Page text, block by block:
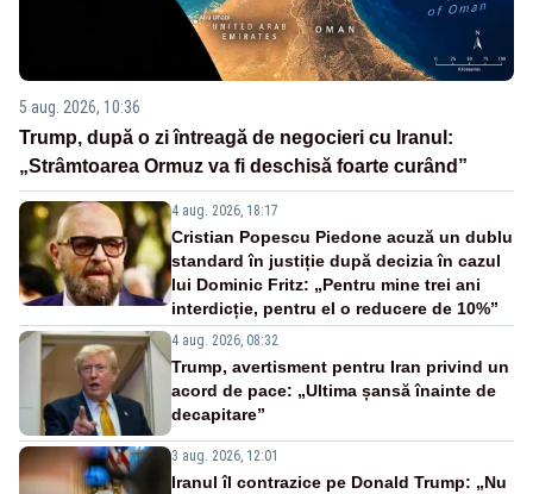
5 aug. 2026, 10:36
Trump, după o zi întreagă de negocieri cu Iranul:
„Strâmtoarea Ormuz va fi deschisă foarte curând”
4 aug. 2026, 18:17
Cristian Popescu Piedone acuză un dublu
standard în justiție după decizia în cazul
lui Dominic Fritz: „Pentru mine trei ani
interdicție, pentru el o reducere de 10%”
4 aug. 2026, 08:32
Trump, avertisment pentru Iran privind un
acord de pace: „Ultima șansă înainte de
decapitare”
3 aug. 2026, 12:01
Iranul îl contrazice pe Donald Trump: „Nu